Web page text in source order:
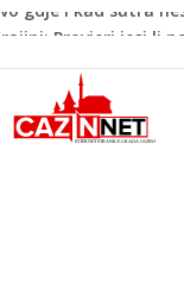
Ušao u dvorište i
zadržao do dolaska
Krajina: Teška
vozilo završilo na